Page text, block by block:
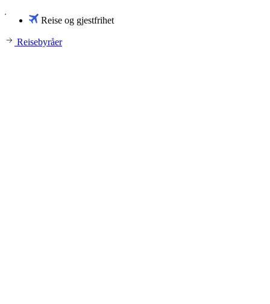
Reise og gjestfrihet
Reisebyråer